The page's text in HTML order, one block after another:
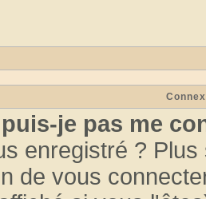
je pas me
enregistré ?
de vous